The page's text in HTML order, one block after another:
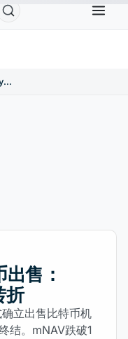
USDT ↑0.00% BNB
Strategy开放比特币出售：Saylor的百亿决策转折
售：
折
立出售比特币机
结。mNAV跌破1